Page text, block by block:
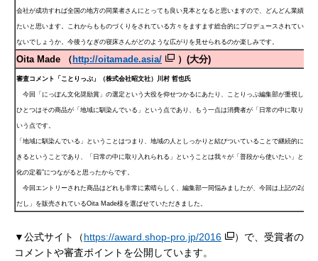
会社が成功すれば全国の地方の同業者さんにとっても良い見本となると思いますので、どんどん業績を
たいと思います。これからもものづくりをされている方々をますます総合的にプロデュースされていく
ないでしょうか。今後うなぎの寝床さんがどのような広がりを見せられるのか楽しみです。
Oita Made （ http://oitamade.asia/ ）(大分)
審査コメント「ことりっぷ」（株式会社昭文社）川村 哲也氏
今回「にっぽん文化奨励賞」の選定という大役を仰せつかるにあたり、ことりっぷ編集部が重視した点
ひとつはその商品が「地域に馴染んでいる」という点であり、もう一点は消費者が「日常の中に取り入
いう点です。
「地域に馴染んでいる」ということはつまり、地域の人としっかりと結びついていることで継続的に生
きるということであり、「日常の中に取り入れられる」ということは我々が「普段から使いたい」と思え
化の定着”につながると思ったからです。
今回エントリーされた商品はどれも非常に素晴らしく、編集部一同悩みましたが、今回は上記の2点か
だし」を販売されているOita Made様を選ばせていただきました。
▼公式サイト（https://award.shop-pro.jp/2016
）で、受賞者の
コメントや審査ポイントを公開しています。